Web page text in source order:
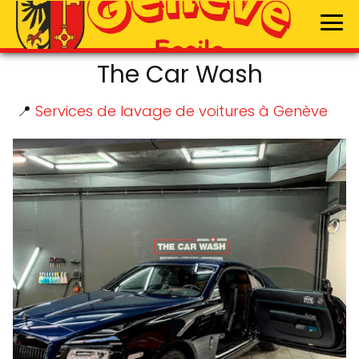
The Car Wash
📍 Services de lavage de voitures à Genève